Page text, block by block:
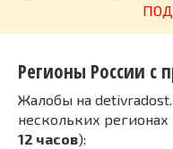
Регионы России с
Жалобы на
нескольких
12 часов):